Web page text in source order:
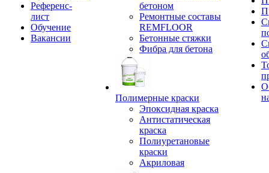
Референс-
лист
Обучение
Вакансии
бетоном
Ремонтные составы
REMFLOOR
Бетонные стяжки
Фибра для бетона
Полимерные краски
Эпоксидная краска
Антистатическая
краска
Полиуретановые
краски
Акриловая